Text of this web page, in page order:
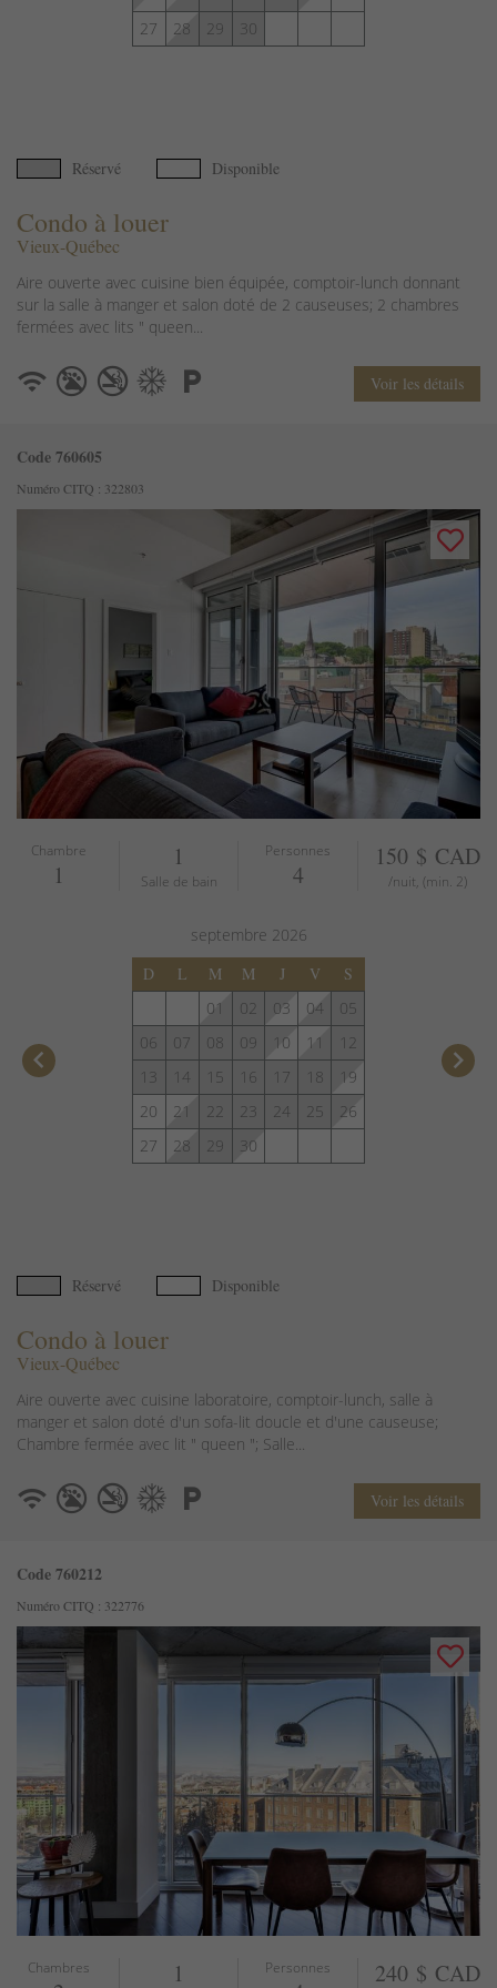
27
28 29 30
Réservé Disponible
Condo à louer
Vieux-Québec
Aire ouverte avec cuisine bien équipée, comptoir-lunch donnant
sur la salle à manger et salon doté de 2 causeuses; 2 chambres
fermées avec lits " queen...
Voir les détails
Code 760605
Numéro CITQ : 322803
Chambre
1
1
Salle de bain
Personnes
4
150 $ CAD
/nuit, (min. 2)
keyboard_arrow_left
septembre 2026
D
L M M J V
S
01
02 03 04
05
06
07 08 09 10 11
12
13
14 15 16 17 18
19
20
21 22 23 24 25
26
27
28 29 30
keyboard_arrow_right
Réservé Disponible
Condo à louer
Vieux-Québec
Aire ouverte avec cuisine laboratoire, comptoir-lunch, salle à
manger et salon doté d'un sofa-lit doucle et d'une causeuse;
Chambre fermée avec lit " queen "; Salle...
Voir les détails
Code 760212
Numéro CITQ : 322776
Chambres 1 Personnes 240 $ CAD